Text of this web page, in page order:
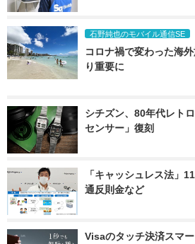
石野純也のモバイル通信SE
コロナ禍で変わった海
り重要に
シチズン、80年代レト
センサー」復刻
「キャッシュレス法」
通反則金など
Visaのタッチ決済スマ